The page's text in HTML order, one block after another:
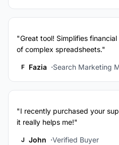
"Great tool! Simplifies
of complex spreadsheets."
F Fazia Search Marketing
"I recently purchased your
it really helps me!"
J John Verified Buyer